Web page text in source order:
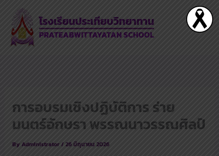
content
การอบรมเชิงปฏิบัติการ ร่าย
มนตร์อักษรา พรรณนาวรรณศิลป์
ByAdministrator/26 มิถุนายน 2026